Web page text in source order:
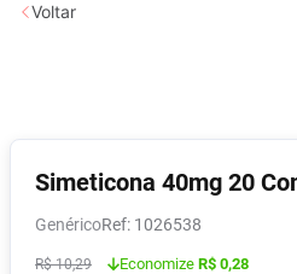
Simeticona 40mg 20
Genérico : 1026538
R$ 10,29 Economize R$ 0,28
Voltar
2
5º Fralda G
6º Desodorante
7º Shampoo
8º Absorvente